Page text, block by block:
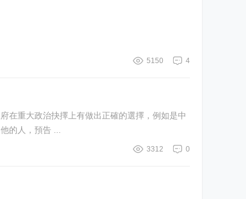
4
5150
他的人，預告 ...
0
3312